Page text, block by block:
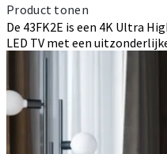
Product tonen
De 43FK2E is een 4K Ultra
LED TV met een